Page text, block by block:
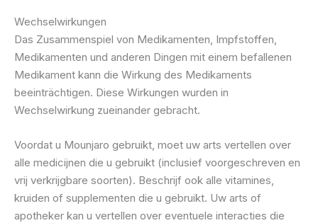
Wechselwirkungen
Das Zusammenspiel von Medikamenten, Impfstoffen,
Medikamenten und anderen Dingen mit einem befallenen
Medikament kann die Wirkung des Medikaments
beeinträchtigen. Diese Wirkungen wurden in
Wechselwirkung zueinander gebracht.
Voordat u Mounjaro gebruikt, moet uw arts vertellen over
alle medicijnen die u gebruikt (inclusief voorgeschreven en
vrij verkrijgbare soorten). Beschrijf ook alle vitamines,
kruiden of supplementen die u gebruikt. Uw arts of
apotheker kan u vertellen over eventuele interacties die